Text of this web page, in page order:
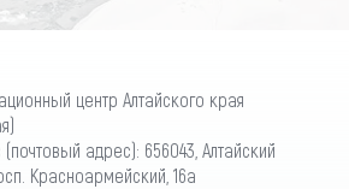
центр Алтайского края
адрес): 656043, Алтайский
Красноармейский, 16а